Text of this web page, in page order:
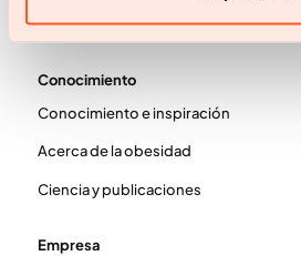
Preguntas frecuentes
Conocimiento
Conocimiento e inspiración
Acerca de la obesidad
Ciencia y publicaciones
Empresa